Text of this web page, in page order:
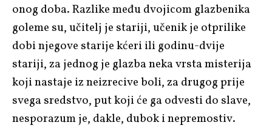
onog doba. Razlike među dvojicom glazbenika
goleme su, učitelj je stariji, učenik je otprilike
dobi njegove starije kćeri ili godinu-dvije
stariji, za jednog je glazba neka vrsta misterija
koji nastaje iz neizrecive boli, za drugog prije
svega sredstvo, put koji će ga odvesti do slave,
nesporazum je, dakle, dubok i nepremostiv.